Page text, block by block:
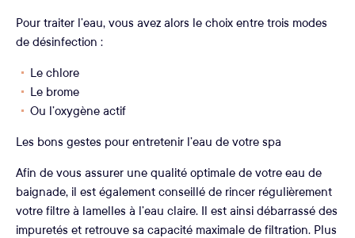
Pour traiter l’eau, vous avez alors le choix entre trois modes
de désinfection :
Le chlore
Le brome
Ou l’oxygène actif
Les bons gestes pour entretenir l’eau de votre spa
Afin de vous assurer une qualité optimale de votre eau de
baignade, il est également conseillé de rincer régulièrement
votre filtre à lamelles à l’eau claire. Il est ainsi débarrassé des
impuretés et retrouve sa capacité maximale de filtration. Plus